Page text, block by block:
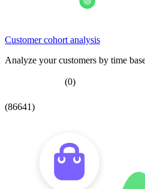
Customer cohort analysis
Analyze your customers by time
(0)
(86641)